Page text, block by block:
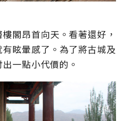
閣昂首向天。看著還好，
眩暈感了。為了將古城及
一點小代價的。